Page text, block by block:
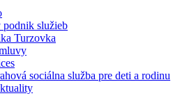
podnik služieb
Turzovka
sociálna služba pre deti a rodinu